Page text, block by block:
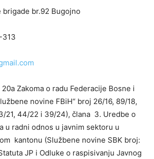
brigade br.92 Bugojno
313
Zakoma o radu Federacije Bosne i
novine FBiH“ broj 26/16, 89/18,
21, 44/22 i 39/24), člana 3. Uredbe o
u radni odnos u javnim sektoru u
kantonu (Službene novine SBK broj:
JP i Odluke o raspisivanju Javnog